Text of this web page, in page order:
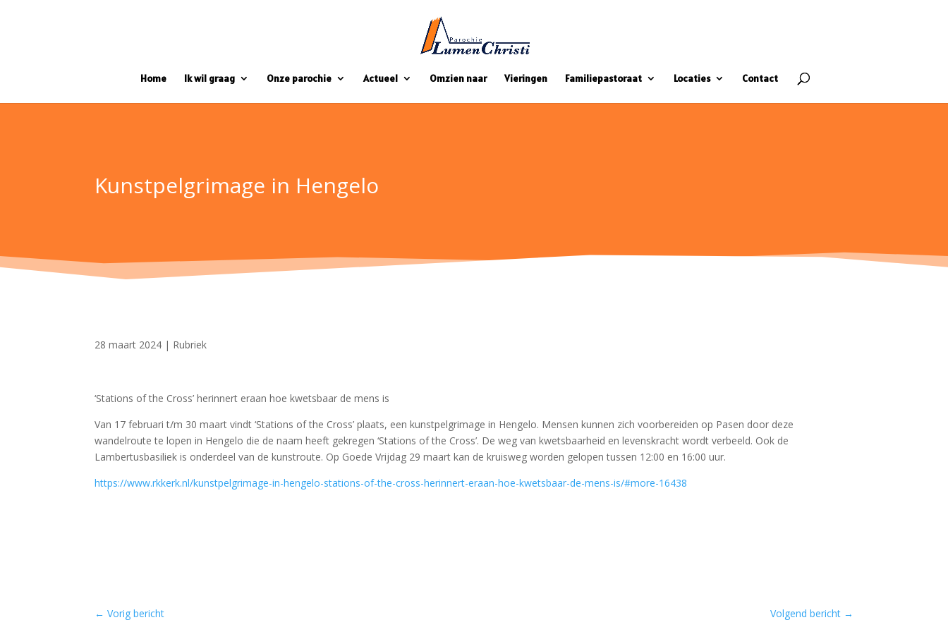
Home Ik wil graag Onze parochie Actueel Omzien naar Vieringen Familiepastoraat Locaties Contact
Kunstpelgrimage in Hengelo
28 maart 2024 | Rubriek
‘Stations of the Cross’ herinnert eraan hoe kwetsbaar de mens is
Van 17 februari t/m 30 maart vindt ‘Stations of the Cross’ plaats, een kunstpelgrimage in Hengelo. Mensen kunnen zich voorbereiden op Pasen door deze
wandelroute te lopen in Hengelo die de naam heeft gekregen ‘Stations of the Cross’. De weg van kwetsbaarheid en levenskracht wordt verbeeld. Ook de
Lambertusbasiliek is onderdeel van de kunstroute. Op Goede Vrijdag 29 maart kan de kruisweg worden gelopen tussen 12:00 en 16:00 uur.
https://www.rkkerk.nl/kunstpelgrimage-in-hengelo-stations-of-the-cross-herinnert-eraan-hoe-kwetsbaar-de-mens-is/#more-16438
←Vorig bericht Volgend bericht→